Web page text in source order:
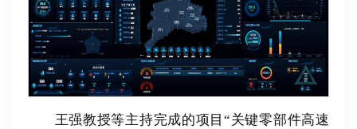
王强教授等主持完成的项目“关键零部件高速